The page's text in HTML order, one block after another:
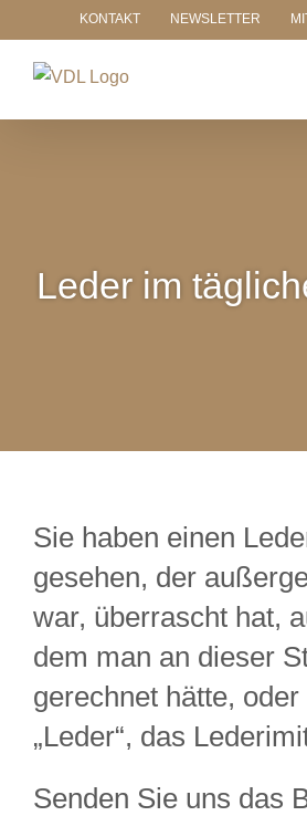
Inhalt
springen
KONTAKT NEWSLETTER
Leder im
Sie haben einen
gesehen, der
war, überrascht hat,
dem man an dieser
gerechnet hätte, oder
„Leder“, das
Senden Sie uns das